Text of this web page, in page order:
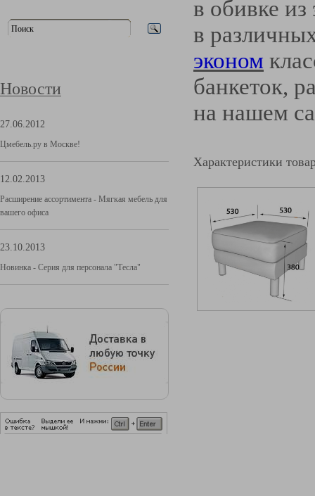
Новости
27.06.2012
Цмебель.ру в Москве!
12.02.2013
Расширение ассортимента - Мягкая мебель для
вашего офиса
23.10.2013
Новинка - Серия для персонала "Тесла"
в обивке
в
эконом
банкеток,
на нашем
Характеристики